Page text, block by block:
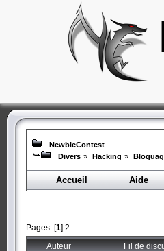
NewbieContest
Divers » Hacking »
Accueil Aide
Pages: [1] 2
Auteur Fil de